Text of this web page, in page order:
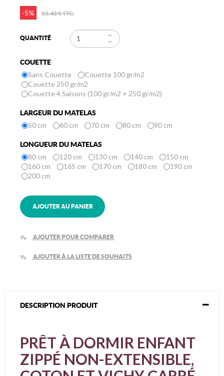
-5% 53,43 €TTC.
QUANTITÉ
COUETTE
Sans Couette
Couette 100 gr/m2
Couette 250 gr/m2
Couette 4 Saisons (100 gr/m2 + 250 gr/m2)
LARGEUR DU MATELAS
50 cm 60 cm 70 cm 80 cm 90 cm
LONGUEUR DU MATELAS
80 cm 120 cm 130 cm 140 cm
150 cm
160 cm
165 cm 170 cm 180 cm
190 cm
200 cm
AJOUTER AU PANIER
playlist_add AJOUTER POUR COMPARER
playlist_add AJOUTER À LA LISTE DE SOUHAITS
DESCRIPTION PRODUIT
PRÊT À DORMIR ENFANT
ZIPPÉ NON-EXTENSIBLE,